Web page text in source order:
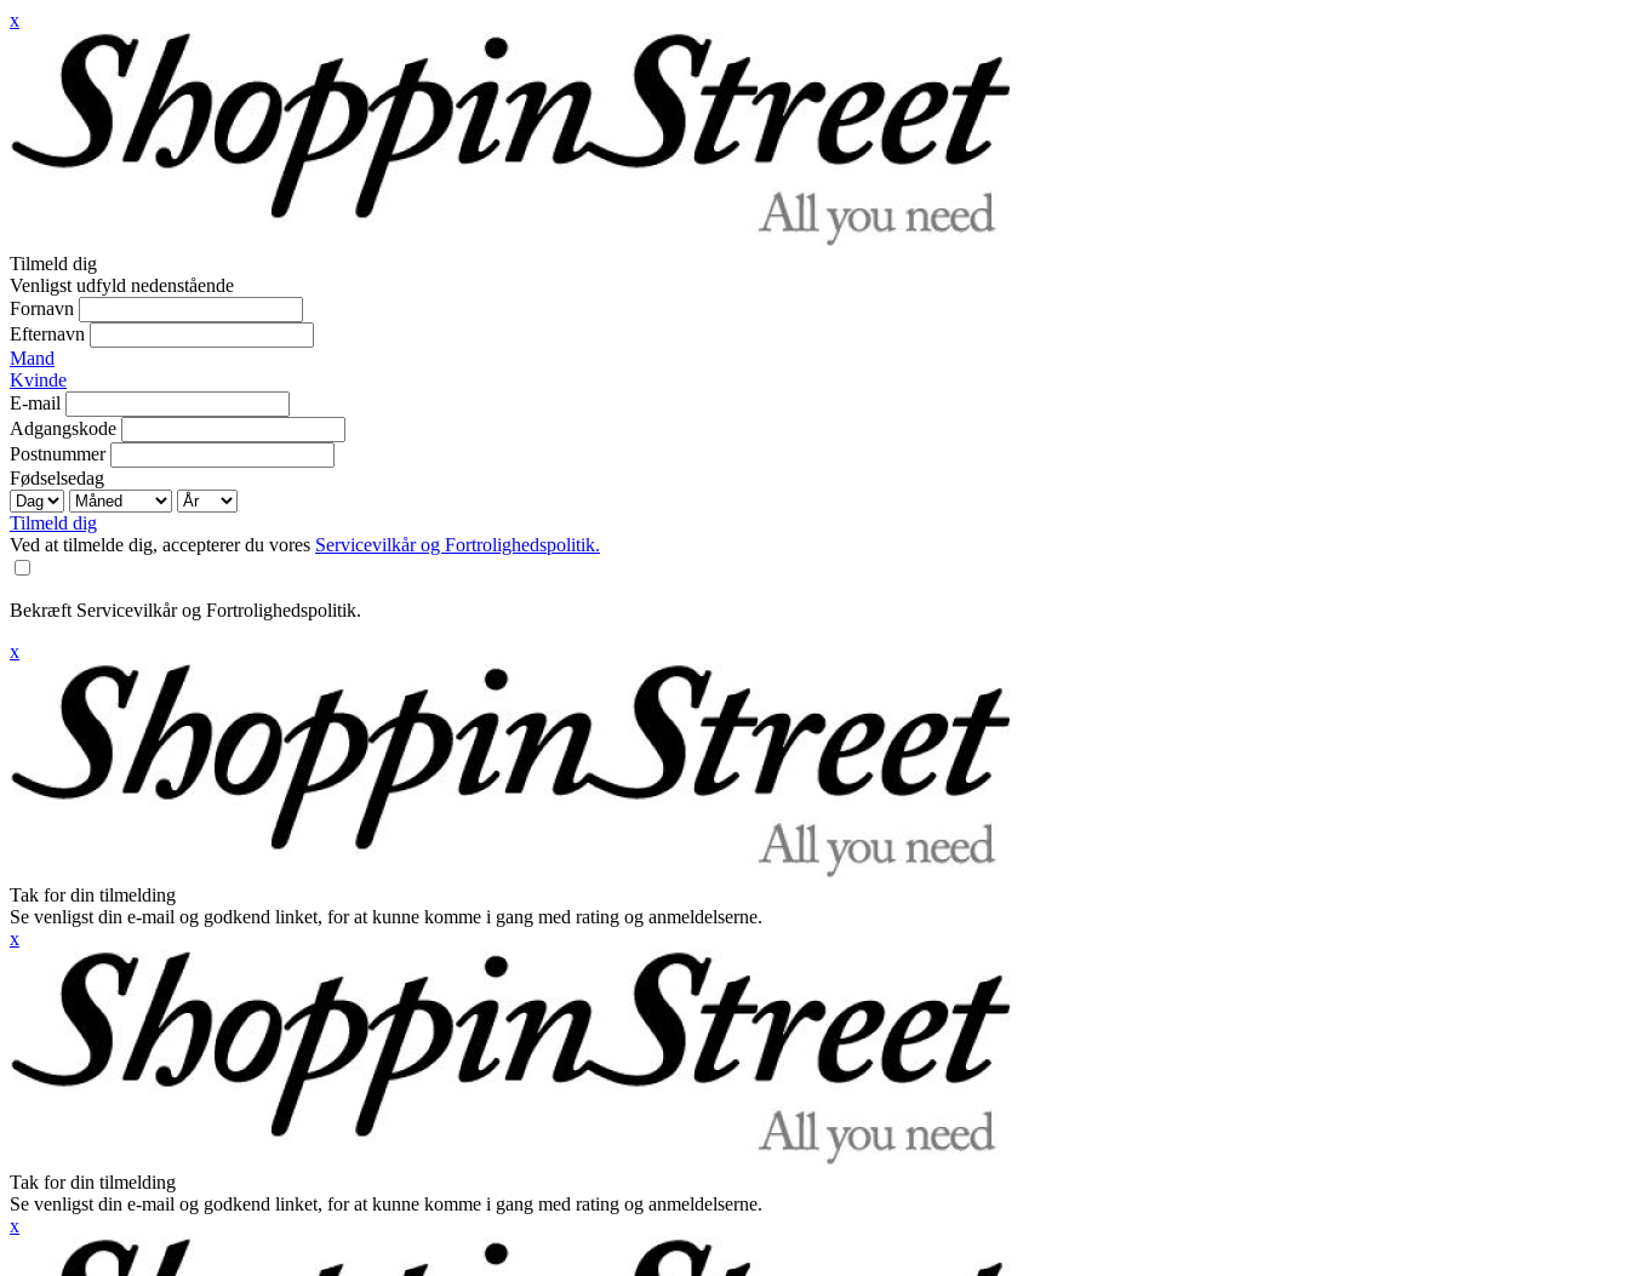
x
Tilmeld dig
Venligst udfyld nedenstående
Fornavn
Efternavn
Mand
Kvinde
E-mail
Adgangskode
Postnummer
Fødselsedag
Tilmeld dig
Ved at tilmelde dig, accepterer du vores Servicevilkår og Fortrolighedspolitik.
Bekræft Servicevilkår og Fortrolighedspolitik.
x
Tak for din tilmelding
Se venligst din e-mail og godkend linket, for at kunne komme i gang med rating og anmeldelserne.
x
Tak for din tilmelding
Se venligst din e-mail og godkend linket, for at kunne komme i gang med rating og anmeldelserne.
x